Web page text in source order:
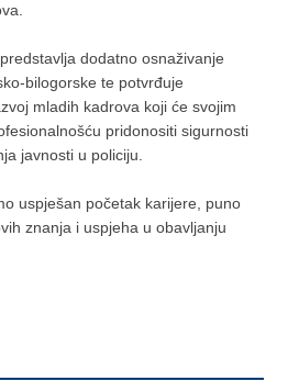
dodatno osnaživanje
bilogorske te potvrđuje
mladih kadrova koji će svojim
pridonositi sigurnosti
javnosti u policiju.
uspješan početak karijere, puno
znanja i uspjeha u obavljanju